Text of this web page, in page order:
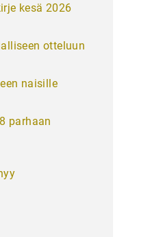
kesä 2026
otteluun
naisille
parhaan